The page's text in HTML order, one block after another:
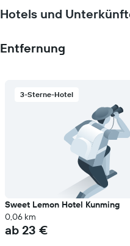
Hotels und
Entfernung
3-Sterne-Hotel
Sweet Lemon Hotel Kunming
0,06 km
ab 23 €